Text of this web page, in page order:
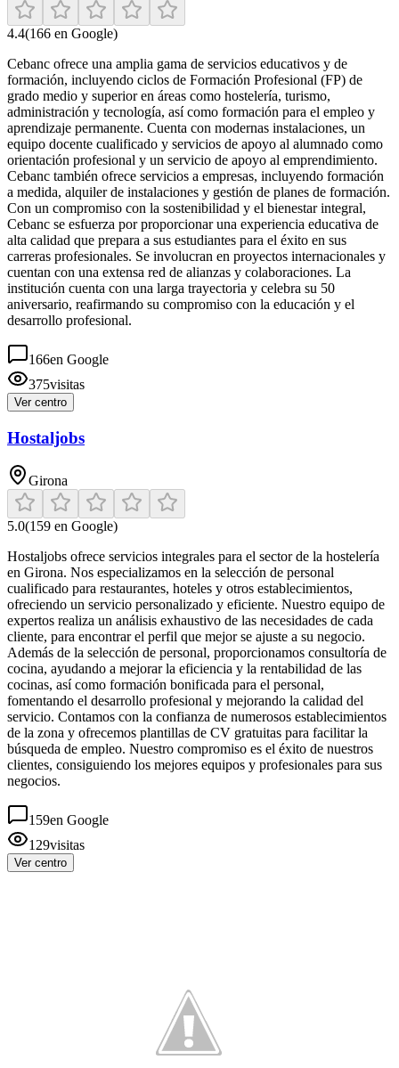
4.4(166 en Google)
Cebanc ofrece una amplia gama de servicios educativos y de
formación, incluyendo ciclos de Formación Profesional (FP) de
grado medio y superior en áreas como hostelería, turismo,
administración y tecnología, así como formación para el empleo y
aprendizaje permanente. Cuenta con modernas instalaciones, un
equipo docente cualificado y servicios de apoyo al alumnado como
orientación profesional y un servicio de apoyo al emprendimiento.
Cebanc también ofrece servicios a empresas, incluyendo formación
a medida, alquiler de instalaciones y gestión de planes de formación.
Con un compromiso con la sostenibilidad y el bienestar integral,
Cebanc se esfuerza por proporcionar una experiencia educativa de
alta calidad que prepara a sus estudiantes para el éxito en sus
carreras profesionales. Se involucran en proyectos internacionales y
cuentan con una extensa red de alianzas y colaboraciones. La
institución cuenta con una larga trayectoria y celebra su 50
aniversario, reafirmando su compromiso con la educación y el
desarrollo profesional.
166en Google
375visitas
Ver centro
Hostaljobs
Girona
5.0(159 en Google)
Hostaljobs ofrece servicios integrales para el sector de la hostelería
en Girona. Nos especializamos en la selección de personal
cualificado para restaurantes, hoteles y otros establecimientos,
ofreciendo un servicio personalizado y eficiente. Nuestro equipo de
expertos realiza un análisis exhaustivo de las necesidades de cada
cliente, para encontrar el perfil que mejor se ajuste a su negocio.
Además de la selección de personal, proporcionamos consultoría de
cocina, ayudando a mejorar la eficiencia y la rentabilidad de las
cocinas, así como formación bonificada para el personal,
fomentando el desarrollo profesional y mejorando la calidad del
servicio. Contamos con la confianza de numerosos establecimientos
de la zona y ofrecemos plantillas de CV gratuitas para facilitar la
búsqueda de empleo. Nuestro compromiso es el éxito de nuestros
clientes, consiguiendo los mejores equipos y profesionales para sus
negocios.
159en Google
129visitas
Ver centro